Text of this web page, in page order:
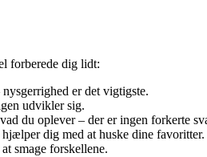
forberede dig lidt:
er det vigtigste.
udvikler sig.
du oplever – der er ingen forkerte
dig med at huske dine favoritter.
smage forskellene.